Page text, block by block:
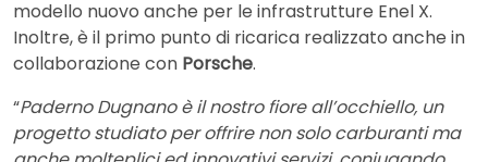
modello nuovo anche per le infrastrutture Enel X.
Inoltre, è il primo punto di ricarica realizzato anche in
collaborazione con Porsche.
“Paderno Dugnano è il nostro fiore all’occhiello, un
progetto studiato per offrire non solo carburanti ma